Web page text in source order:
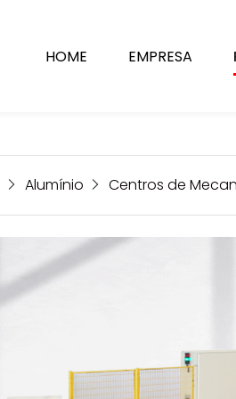
HOME EMPRESA
Alumínio Centros de